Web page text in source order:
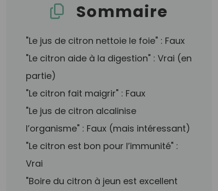
Sommaire
"Le jus de citron nettoie le foie" : Faux
"Le citron aide à la digestion" : Vrai (en
partie)
"Le citron fait maigrir" : Faux
"Le jus de citron alcalinise
l’organisme" : Faux (mais intéressant)
"Le citron est bon pour l’immunité" :
Vrai
"Boire du citron à jeun est excellent